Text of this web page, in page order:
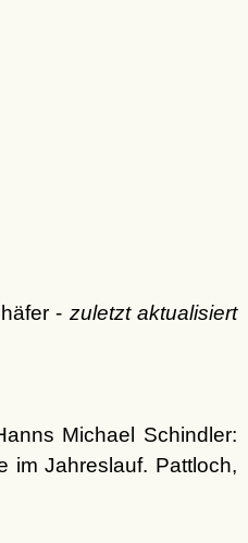
- zuletzt aktualisiert
Michael Schindler:
im Jahreslauf. Pattloch,